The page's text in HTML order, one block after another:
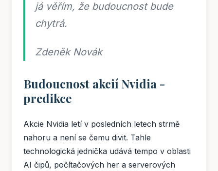
já věřím, že budoucnost bude
chytrá.
Zdeněk Novák
Budoucnost akcií Nvidia -
predikce
Akcie Nvidia letí v posledních letech strmě
nahoru a není se čemu divit. Tahle
technologická jednička udává tempo v oblasti
AI čipů, počítačových her a serverových